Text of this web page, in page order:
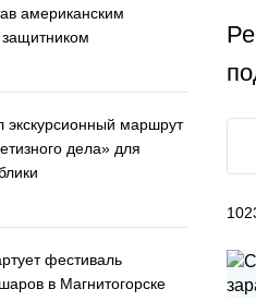
американским
маршрут
дела» для
фестиваль
в Магнитогорске